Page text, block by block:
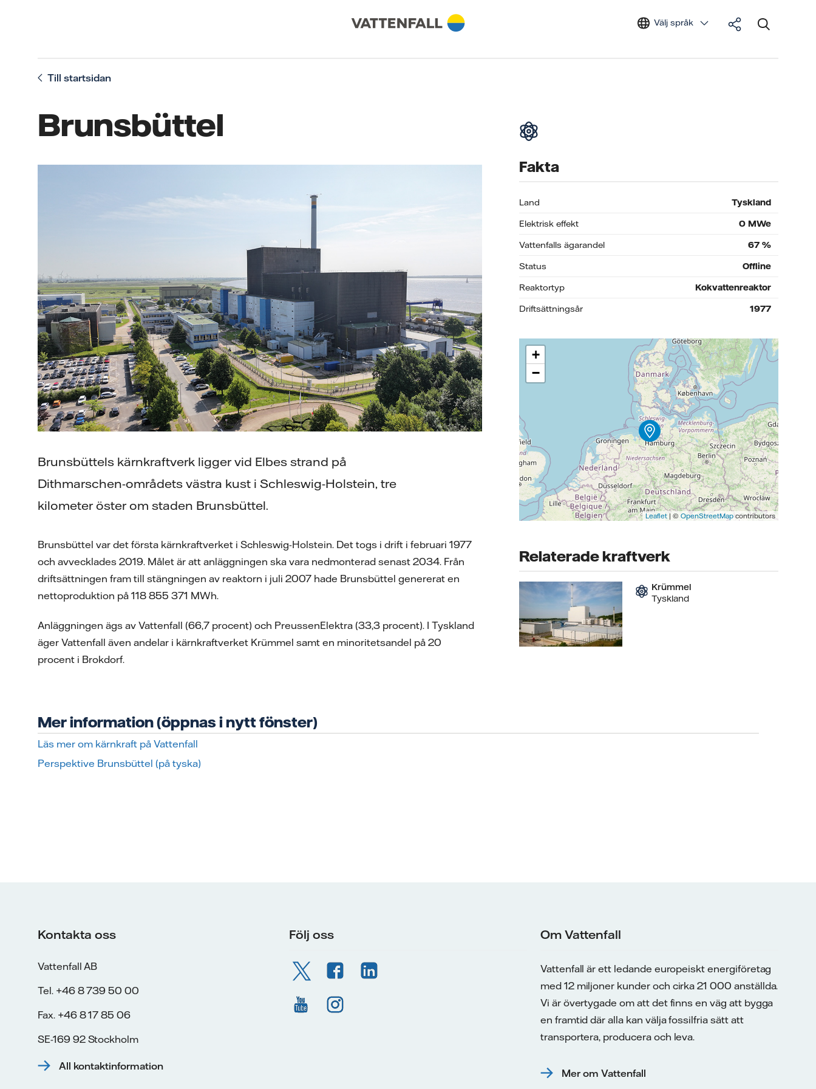
Välj språk
Till startsidan
Brunsbüttel
Brunsbüttels kärnkraftverk ligger vid Elbes strand på
Dithmarschen-områdets västra kust i Schleswig-Holstein, tre
kilometer öster om staden Brunsbüttel.
Brunsbüttel var det första kärnkraftverket i Schleswig-Holstein. Det togs i drift i februari 1977
och avvecklades 2019. Målet är att anläggningen ska vara nedmonterad senast 2034. Från
driftsättningen fram till stängningen av reaktorn i juli 2007 hade Brunsbüttel genererat en
nettoproduktion på 118 855 371 MWh.
Anläggningen ägs av Vattenfall (66,7 procent) och PreussenElektra (33,3 procent). I Tyskland
äger Vattenfall även andelar i kärnkraftverket Krümmel samt en minoritetsandel på 20
procent i Brokdorf.
Fakta
Land
Tyskland
Elektrisk effekt
0MWe
Vattenfalls ägarandel
67%
Status
Offline
Reaktortyp
Kokvattenreaktor
Driftsättningsår
1977
+
−
Leaflet | © OpenStreetMap contributors
Relaterade kraftverk
Krümmel
Tyskland
Mer information (öppnas i nytt fönster)
Läs mer om kärnkraft på Vattenfall
Perspektive Brunsbüttel (på tyska)
Kontakta oss
Vattenfall AB
Tel. +46 8 739 50 00
Fax. +46 8 17 85 06
SE-169 92 Stockholm
All kontaktinformation
Följ oss Om Vattenfall
Vattenfall är ett ledande europeiskt energiföretag
med 12 miljoner kunder och cirka 21 000 anställda.
Vi är övertygade om att det finns en väg att bygga
en framtid där alla kan välja fossilfria sätt att
transportera, producera och leva.
Mer om Vattenfall